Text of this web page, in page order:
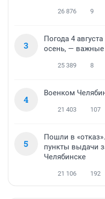
26 876 9
3
Погода 4
осень, —
25 389 8
4
Военком
21 403 107
5
Пошли в
пункты выдачи
Челябинске
21 106 192